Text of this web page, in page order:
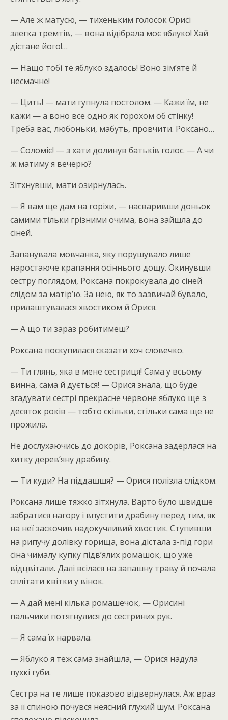
— Але ж матусю, — тихеньким голосок Орисі
злегка тремтів, — вона відібрала моє яблуко! Хай
дістане його!…
— Нащо тобі те яблуко здалось! Воно зім’яте й
несмачне!
— Цить! — мати гупнула постолом. — Кажи їм, не
кажи — а воно все одно як горохом об стінку!
Треба вас, любоньки, мабуть, провчити. Роксано…
— Соломіє! — з хати долинув батьків голос. — А чи
ж матиму я вечерю?
Зітхнувши, мати озирнулась.
— Я вам ще дам на горіхи, — насваривши доньок
самими тільки грізними очима, вона зайшла до
сіней.
Запанувала мовчанка, яку порушувало лише
наростаюче крапання осіннього дощу. Окинувши
сестру поглядом, Роксана покрокувала до сіней
слідом за матір’ю. За нею, як то зазвичай бувало,
прилаштувалася хвостиком й Орися.
— А що ти зараз робитимеш?
Роксана поскупилася сказати хоч словечко.
— Ти глянь, яка в мене сестриця! Сама у всьому
винна, сама й дується! — Орися знала, що буде
згадувати сестрі прекрасне червоне яблуко ще з
десяток років — тобто скільки, стільки сама ще не
прожила.
Не дослухаючись до докорів, Роксана задерлася на
хитку дерев’яну драбину.
— Ти куди? На піддашшя? — Орися полізла слідком.
Роксана лише тяжко зітхнула. Варто було швидше
забратися нагору і впустити драбину перед тим, як
на неї заскочив надокучливий хвостик. Ступивши
на рипучу долівку горища, вона дістала з-під гори
сіна чималу купку підв’ялих ромашок, що уже
відцвітали. Далі всілася на запашну траву й почала
сплітати квітки у вінок.
— А дай мені кілька ромашечок, — Орисині
пальчики потягнулися до сестриних рук.
— Я сама їх нарвала.
— Яблуко я теж сама знайшла, — Орися надула
пухкі губи.
Сестра на те лише показово відвернулася. Аж враз
за її спиною почувся неясний глухий шум. Роксана